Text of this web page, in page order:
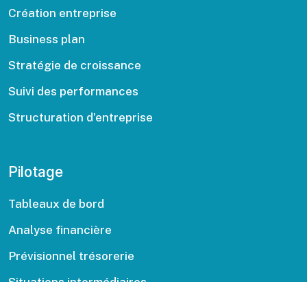
Création entreprise
Business plan
Stratégie de croissance
Suivi des performances
Structuration d’entreprise
Pilotage
Tableaux de bord
Analyse financière
Prévisionnel trésorerie